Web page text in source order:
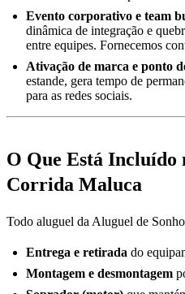
Evento corporativo e team
dinâmica de integração e
entre equipes. Fornecemos
Ativação de marca e ponto
estande, gera tempo de
para as redes sociais.
O Que Está Incluído
Corrida Maluca
Todo aluguel da Aluguel de
Entrega e retirada do
Montagem e desmontagem